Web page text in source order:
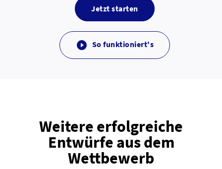
Jetzt starten
 So funktioniert's
Weitere erfolgreiche
Entwürfe aus dem
Wettbewerb